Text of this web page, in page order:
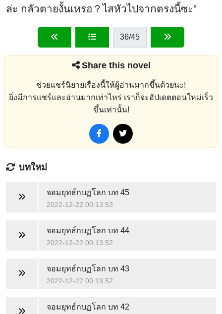
ล่ะ กลัวตายงั้นเหรอ？ไสหัวไปจากตรงนี้ซะ”
36/45
Share this novel
ช่วยแชร์นิยายเรื่องนี้ให้ผู้อ่านมากขึ้นด้วยนะ!
ยิ่งมีการแชร์และอ่านมากเท่าไหร่ เราก็จะอัปเดตตอนใหม่เร็ว
ขึ้นเท่านั้น!
บทใหม่
จอมยุทธ์กบฏโลก บท 45
2022-12-22 00:13:53
จอมยุทธ์กบฏโลก บท 44
2022-12-22 00:13:52
จอมยุทธ์กบฏโลก บท 43
2022-12-22 00:13:52
จอมยุทธ์กบฏโลก บท 42